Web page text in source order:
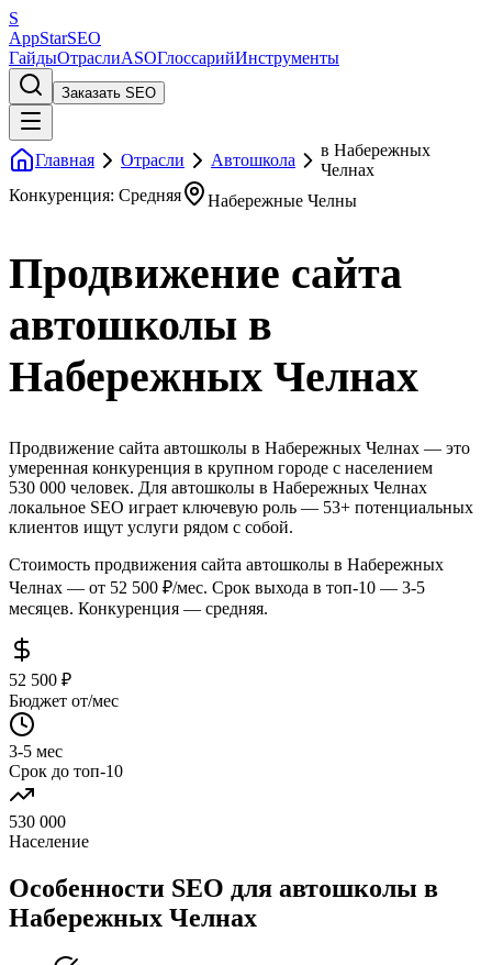
S
AppStarSEO
ГайдыОтраслиASOГлоссарийИнструменты
Заказать SEO
Главная Отрасли Автошкола
в Набережных
Челнах
Конкуренция: Средняя
Набережные Челны
Продвижение сайта
автошколы в
Набережных Челнах
Продвижение сайта автошколы в Набережных Челнах — это
умеренная конкуренция в крупном городе с населением
530 000 человек. Для автошколы в Набережных Челнах
локальное SEO играет ключевую роль — 53+ потенциальных
клиентов ищут услуги рядом с собой.
Стоимость продвижения сайта автошколы в Набережных
Челнах — от 52 500 ₽/мес. Срок выхода в топ-10 — 3-5
месяцев. Конкуренция — средняя.
52 500 ₽
Бюджет от/мес
3-5 мес
Срок до топ-10
530 000
Население
Особенности SEO для автошколы в
Набережных Челнах